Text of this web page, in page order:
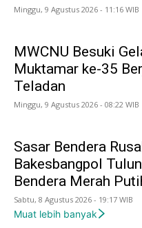
Minggu, 9 Agustus 2026 - 11:16 WIB
MWCNU Besuki
Muktamar ke-35
Teladan
Minggu, 9 Agustus 2026 - 08:22 WIB
Sasar Bendera
Bakesbangpol
Bendera Merah
Sabtu, 8 Agustus 2026 - 19:17 WIB
Muat lebih banyak